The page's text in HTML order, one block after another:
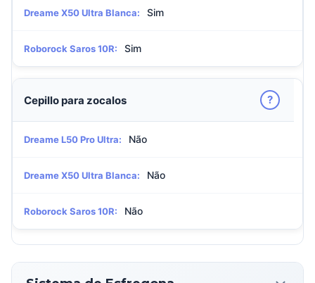
Dreame X50 Ultra Blanca: Sim
Roborock Saros 10R: Sim
Cepillo para zocalos ?
Dreame L50 Pro Ultra: Não
Dreame X50 Ultra Blanca: Não
Roborock Saros 10R: Não